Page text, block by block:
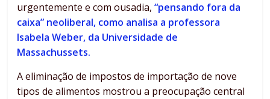
urgentemente e com ousadia,“pensando fora da
caixa” neoliberal, como analisa a professora
Isabela Weber, da Universidade de
Massachussets.
A eliminação de impostos de importação de nove
tipos de alimentos mostrou a preocupação central